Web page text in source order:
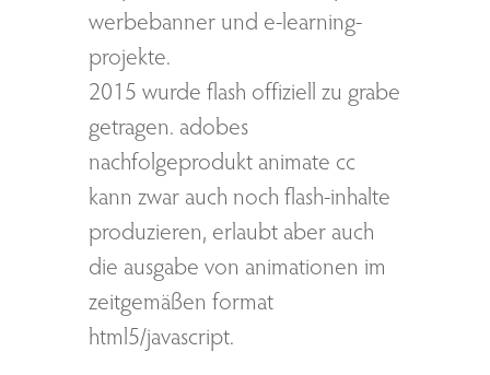
werbebanner und e-learning-
projekte.
2015 wurde flash offiziell zu grabe
getragen. adobes
nachfolgeprodukt animate cc
kann zwar auch noch flash-inhalte
produzieren, erlaubt aber auch
die ausgabe von animationen im
zeitgemäßen format
html5/javascript.